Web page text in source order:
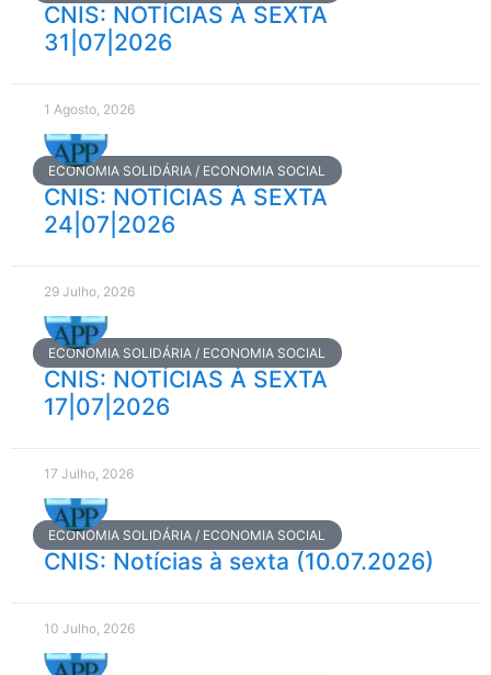
CNIS: NOTÍCIAS À SEXTA
31|07|2026
1 Agosto, 2026
ECONOMIA SOLIDÁRIA / ECONOMIA SOCIAL
CNIS: NOTÍCIAS À SEXTA
24|07|2026
29 Julho, 2026
ECONOMIA SOLIDÁRIA / ECONOMIA SOCIAL
CNIS: NOTÍCIAS À SEXTA
17|07|2026
17 Julho, 2026
ECONOMIA SOLIDÁRIA / ECONOMIA SOCIAL
CNIS: Notícias à sexta (10.07.2026)
10 Julho, 2026